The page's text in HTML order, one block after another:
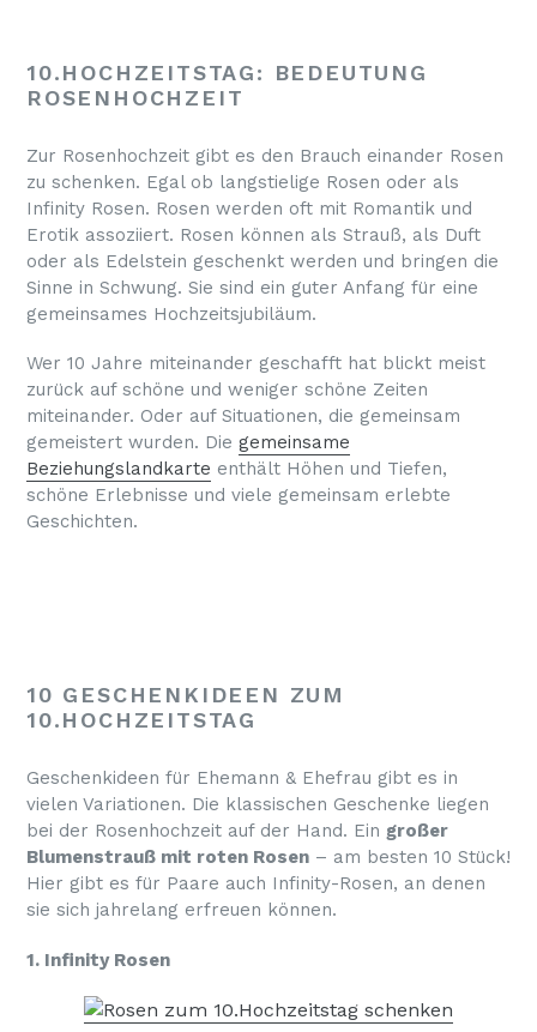
10.HOCHZEITSTAG: BEDEUTUNG
ROSENHOCHZEIT
Zur Rosenhochzeit gibt es den Brauch einander Rosen
zu schenken. Egal ob langstielige Rosen oder als
Infinity Rosen. Rosen werden oft mit Romantik und
Erotik assoziiert. Rosen können als Strauß, als Duft
oder als Edelstein geschenkt werden und bringen die
Sinne in Schwung. Sie sind ein guter Anfang für eine
gemeinsames Hochzeitsjubiläum.
Wer 10 Jahre miteinander geschafft hat blickt meist
zurück auf schöne und weniger schöne Zeiten
miteinander. Oder auf Situationen, die gemeinsam
gemeistert wurden. Die gemeinsame
Beziehungslandkarte enthält Höhen und Tiefen,
schöne Erlebnisse und viele gemeinsam erlebte
Geschichten.
10 GESCHENKIDEEN ZUM
10.HOCHZEITSTAG
Geschenkideen für Ehemann & Ehefrau gibt es in
vielen Variationen. Die klassischen Geschenke liegen
bei der Rosenhochzeit auf der Hand. Ein großer
Blumenstrauß mit roten Rosen – am besten 10 Stück!
Hier gibt es für Paare auch Infinity-Rosen, an denen
sie sich jahrelang erfreuen können.
1. Infinity Rosen